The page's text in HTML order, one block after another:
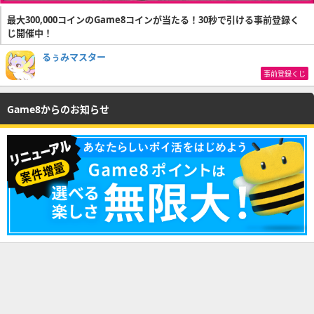
最大300,000コインのGame8コインが当たる！30秒で引ける事前登録く
じ開催中！
るぅみマスター
事前登録くじ
Game8からのお知らせ